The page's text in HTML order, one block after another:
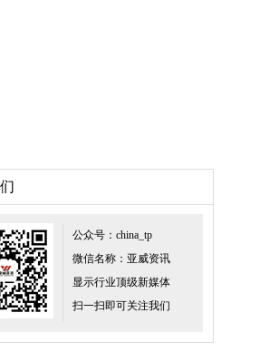
公众号：china_tp
微信名称：亚威资讯
显示行业顶级新媒体
扫一扫即可关注我们